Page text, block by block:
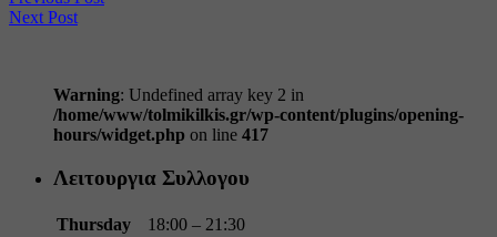
Next Post
Warning: Undefined array key 2 in
/home/www/tolmikilkis.gr/wp-content/plugins/opening-
hours/widget.php on line 417
Λειτουργια Συλλογου
Thursday
18:00 – 21:30